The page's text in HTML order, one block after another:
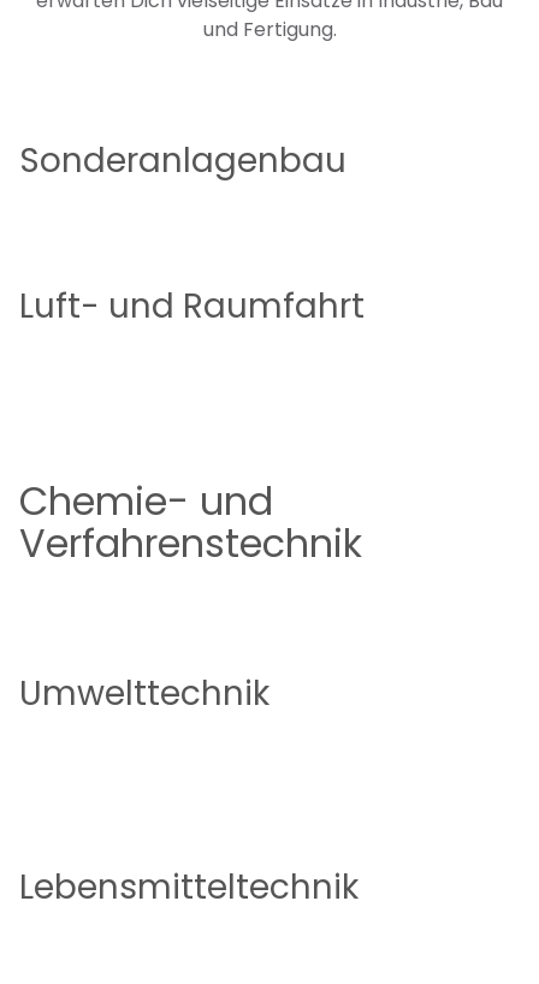
und Fertigung.
Sonderanlagenbau
Luft- und Raumfahrt
Chemie- und
Verfahrenstechnik
Umwelttechnik
Lebensmitteltechnik